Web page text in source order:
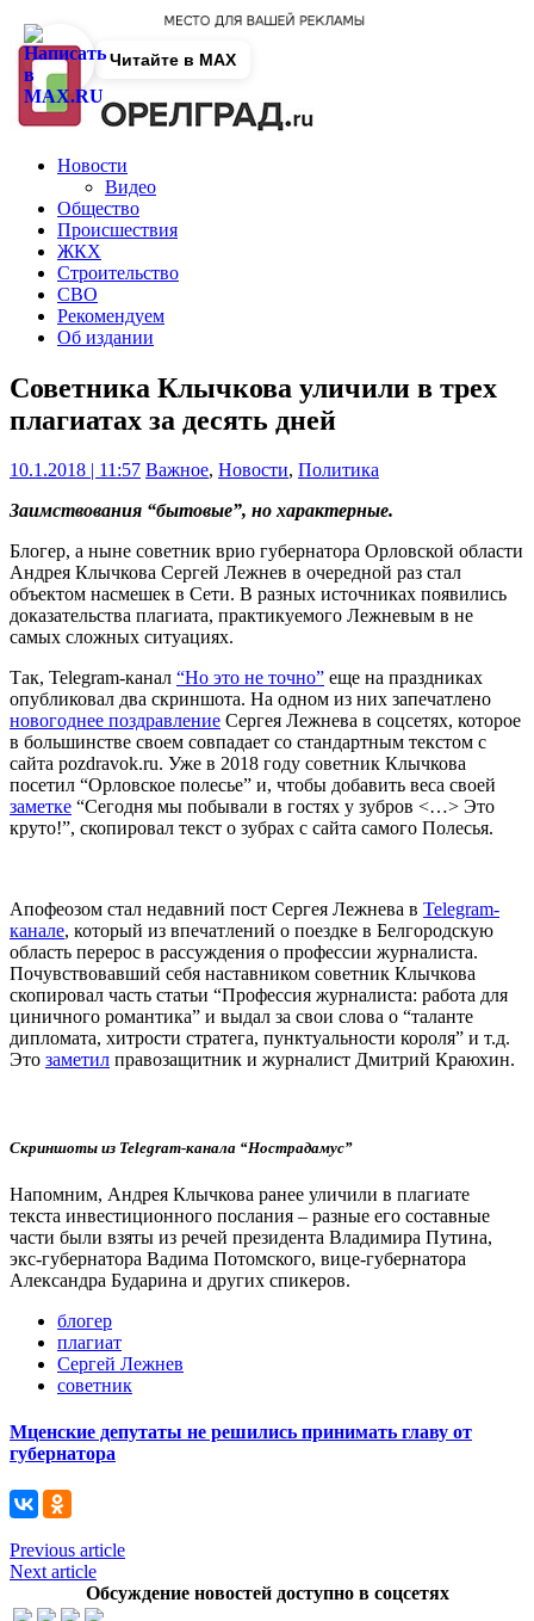
Новости
Видео
Общество
Происшествия
ЖКХ
Строительство
СВО
Рекомендуем
Об издании
Советника Клычкова уличили в трех
плагиатах за десять дней
10.1.2018 | 11:57 Важное, Новости, Политика
Заимствования “бытовые”, но характерные.
Блогер, а ныне советник врио губернатора Орловской области
Андрея Клычкова Сергей Лежнев в очередной раз стал
объектом насмешек в Сети. В разных источниках появились
доказательства плагиата, практикуемого Лежневым в не
самых сложных ситуациях.
Так, Telegram-канал “Но это не точно” еще на праздниках
опубликовал два скриншота. На одном из них запечатлено
новогоднее поздравление Сергея Лежнева в соцсетях, которое
в большинстве своем совпадает со стандартным текстом с
сайта pozdravok.ru. Уже в 2018 году советник Клычкова
посетил “Орловское полесье” и, чтобы добавить веса своей
заметке “Сегодня мы побывали в гостях у зубров <…> Это
круто!”, скопировал текст о зубрах с сайта самого Полесья.
Апофеозом стал недавний пост Сергея Лежнева в Telegram-
канале, который из впечатлений о поездке в Белгородскую
область перерос в рассуждения о профессии журналиста.
Почувствовавший себя наставником советник Клычкова
скопировал часть статьи “Профессия журналиста: работа для
циничного романтика” и выдал за свои слова о “таланте
дипломата, хитрости стратега, пунктуальности короля” и т.д.
Это заметил правозащитник и журналист Дмитрий Краюхин.
Скриншоты из Telegram-канала “Нострадамус”
Напомним, Андрея Клычкова ранее уличили в плагиате
текста инвестиционного послания – разные его составные
части были взяты из речей президента Владимира Путина,
экс-губернатора Вадима Потомского, вице-губернатора
Александра Бударина и других спикеров.
блогер
плагиат
Сергей Лежнев
советник
Мценские депутаты не решились принимать главу от
губернатора
Previous article
Next article
Обсуждение новостей доступно в соцсетях
Читайте в MAX